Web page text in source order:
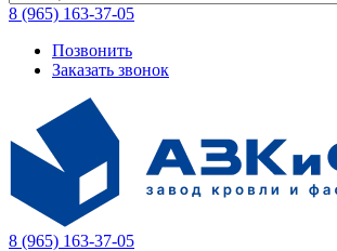
8 (965) 163-37-05
Позвонить
Заказать звонок
8 (965) 163-37-05